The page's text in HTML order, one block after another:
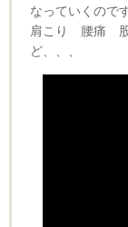
なっていくのです
肩こり 腰痛
ど、、、